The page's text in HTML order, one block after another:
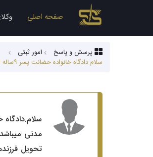
صفحه اصلی
پرسش و پاسخ
امور ثبتی
سلام.دادگاه خانواده حضانت پسر ۹ساله ام را بهم داد ومادر محکوم به تنویل فرزند شده و رای قعطی و اجراییه هم زدم و پیامک اومد پرونده در اجرای احکام مدنی میباشد درصورت نیاز به حضور ابلاغ میشود.در حال حاظر...
تحویل